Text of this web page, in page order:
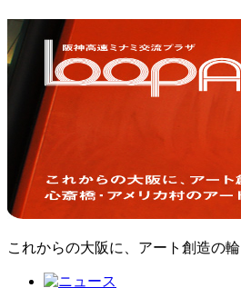
これからの大阪に、アート創造の